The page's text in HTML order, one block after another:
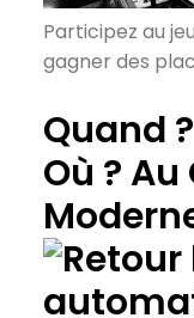
Participez au
gagner des
Quand
Où ?